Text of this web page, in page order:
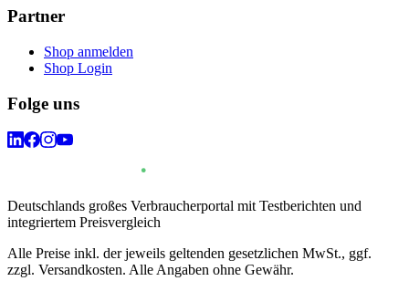
Partner
Shop anmelden
Shop Login
Folge uns
Deutschlands großes Verbraucherportal mit Testberichten und
integriertem Preisvergleich
Alle Preise inkl. der jeweils geltenden gesetzlichen MwSt., ggf.
zzgl. Versandkosten. Alle Angaben ohne Gewähr.